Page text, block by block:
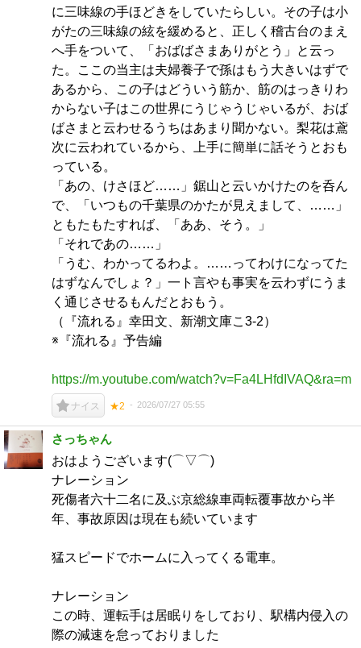
に三味線の手ほどきをしていたらしい。その子は小
がたの三味線の絃を緩めると、正しく稽古台のまえ
へ手をついて、「おばばさまありがとう」と云っ
た。ここの当主は夫婦養子で孫はもう大きいはずで
あるから、この子はどういう筋か、筋のはっきりわ
からない子はこの世界にうじゃうじゃいるが、おば
ばさまと云わせるうちはあまり聞かない。梨花は鳶
次に云われているから、上手に簡単に話そうとおも
っている。
「あの、けさほど……」鋸山と云いかけたのを呑ん
で、「いつもの千葉県のかたが見えまして、……」
ともたもたすれば、「ああ、そう。」
「それであの……」
「うむ、わかってるわよ。……ってわけになってた
はずなんでしょ？」一ト言やも事実を云わずにうま
く通じさせるもんだとおもう。
（『流れる』幸田文、新潮文庫こ3-2）
※『流れる』予告編
https://m.youtube.com/watch?v=Fa4LHfdIVAQ&ra=m
ナイス ★2 2026/07/27 05:55
さっちゃん
おはようございます(⌒▽⌒)
ナレーション
死傷者六十二名に及ぶ京総線車両転覆事故から半
年、事故原因は現在も続いています
猛スピードでホームに入ってくる電車。
ナレーション
この時、運転手は居眠りをしており、駅構内侵入の
際の減速を怠っておりました